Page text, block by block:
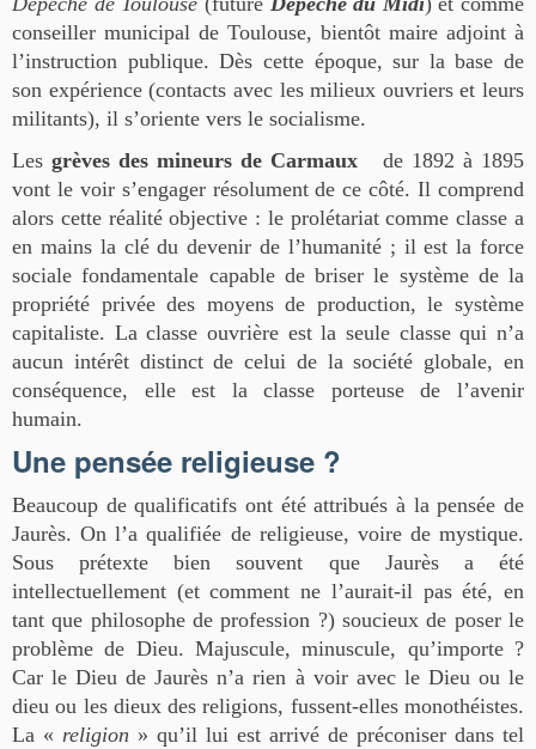
conseiller municipal de Toulouse, bientôt maire adjoint à
l’instruction publique. Dès cette époque, sur la base de
son expérience (contacts avec les milieux ouvriers et leurs
militants), il s’oriente vers le socialisme.
Les grèves des mineurs de Carmaux de 1892 à 1895
vont le voir s’engager résolument de ce côté. Il comprend
alors cette réalité objective : le prolétariat comme classe a
en mains la clé du devenir de l’humanité ; il est la force
sociale fondamentale capable de briser le système de la
propriété privée des moyens de production, le système
capitaliste. La classe ouvrière est la seule classe qui n’a
aucun intérêt distinct de celui de la société globale, en
conséquence, elle est la classe porteuse de l’avenir
humain.
Une pensée religieuse ?
Beaucoup de qualificatifs ont été attribués à la pensée de
Jaurès. On l’a qualifiée de religieuse, voire de mystique.
Sous prétexte bien souvent que Jaurès a été
intellectuellement (et comment ne l’aurait-il pas été, en
tant que philosophe de profession ?) soucieux de poser le
problème de Dieu. Majuscule, minuscule, qu’importe ?
Car le Dieu de Jaurès n’a rien à voir avec le Dieu ou le
dieu ou les dieux des religions, fussent-elles monothéistes.
La « religion » qu’il lui est arrivé de préconiser dans tel